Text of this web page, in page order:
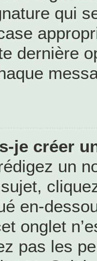
qui
dernière
je créer
un
en-
onglet
pas les